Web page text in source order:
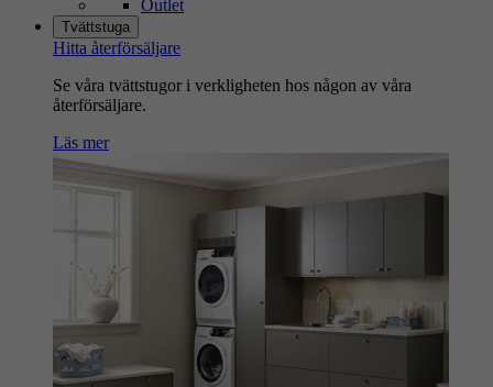
Outlet
Tvättstuga
Hitta återförsäljare
Se våra tvättstugor i verkligheten hos någon av våra
återförsäljare.
Läs mer